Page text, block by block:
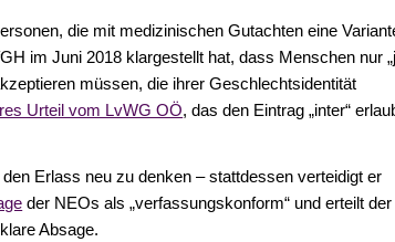
die mit medizinischen Gutachten eine
im Juni 2018 klargestellt hat, dass Menschen nur
müssen, die ihrer Geschlechtsidentität
Urteil vom LvWG OÖ, das den Eintrag „inter“
Erlass neu zu denken – stattdessen verteidigt er
der NEOs als „verfassungskonform“ und erteilt der
Absage.